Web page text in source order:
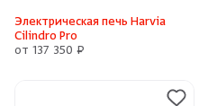
Электрическая печь Harvia
Cilindro Pro
от 137 350 ₽